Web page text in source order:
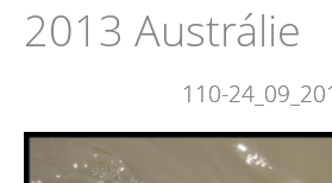
2013 Austrálie
110-